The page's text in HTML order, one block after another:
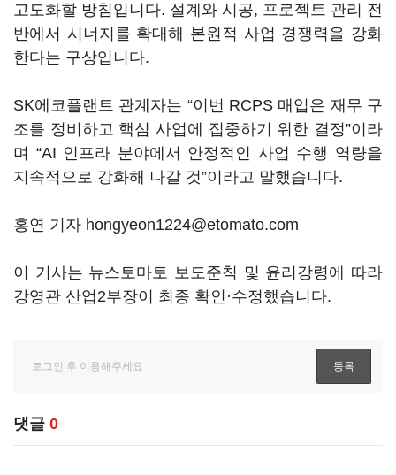
고도화할 방침입니다. 설계와 시공, 프로젝트 관리 전
반에서 시너지를 확대해 본원적 사업 경쟁력을 강화
한다는 구상입니다.
SK에코플랜트 관계자는 “이번 RCPS 매입은 재무 구
조를 정비하고 핵심 사업에 집중하기 위한 결정”이라
며 “AI 인프라 분야에서 안정적인 사업 수행 역량을
지속적으로 강화해 나갈 것”이라고 말했습니다.
홍연 기자 hongyeon1224@etomato.com
이 기사는 뉴스토마토 보도준칙 및 윤리강령에 따라
강영관 산업2부장이 최종 확인·수정했습니다.
댓글 0